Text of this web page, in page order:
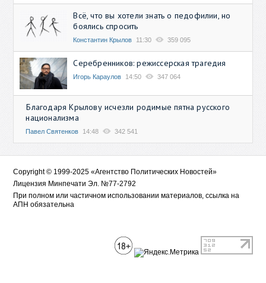
Всё, что вы хотели знать о педофилии, но
боялись спросить
Константин Крылов 11:30 359 095
Серебренников: режиссерская трагедия
Игорь Караулов 14:50 347 064
Благодаря Крылову исчезли родимые пятна русского
национализма
Павел Святенков 14:48 342 541
Copyright © 1999-2025 «Агентство Политических Новостей»
Лицензия Минпечати Эл. №77-2792
При полном или частичном использовании материалов, ссылка на
АПН обязательна